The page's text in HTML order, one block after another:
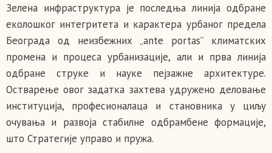
Зелена инфраструктура је последња линија одбране
еколошког интегритета и карактера урбаног предела
Београда од неизбежних „ante portas” климатских
промена и процеса урбанизације, али и прва линија
одбране струке и науке пејзажне архитектуре.
Остварење овог задатка захтева удружено деловање
институција, професионалаца и становника у циљу
очувања и развоја стабилне одбрамбене формације,
што Стратегије управо и пружа.